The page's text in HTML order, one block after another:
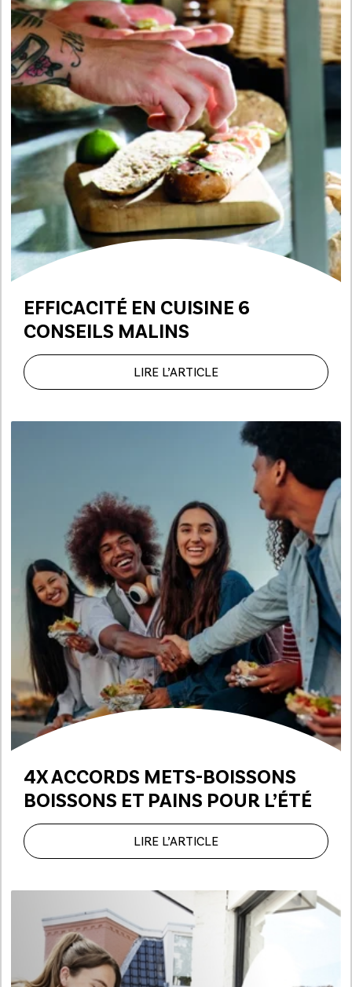
EFFICACITÉ EN CUISINE 6
CONSEILS MALINS
LIRE L’ARTICLE
4X ACCORDS METS-BOISSONS
BOISSONS ET PAINS POUR L’ÉTÉ
LIRE L’ARTICLE